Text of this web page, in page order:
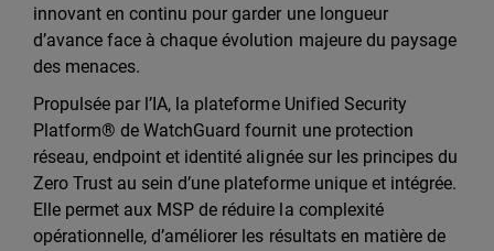
innovant en continu pour garder une longueur
d’avance face à chaque évolution majeure du paysage
des menaces.
Propulsée par l’IA, la plateforme Unified Security
Platform® de WatchGuard fournit une protection
réseau, endpoint et identité alignée sur les principes du
Zero Trust au sein d’une plateforme unique et intégrée.
Elle permet aux MSP de réduire la complexité
opérationnelle, d’améliorer les résultats en matière de